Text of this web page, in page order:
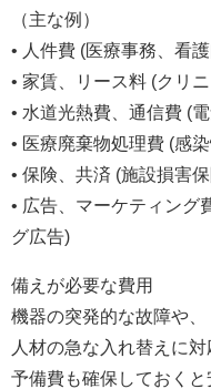
（主な例）
• 人件費 (医療事務、看
• 家賃、リース料 (クリ
• 水道光熱費、通信費 (
• 医療廃棄物処理費 (感
• 保険、共済 (施設損害
• 広告、マーケティング
グ広告)
備えが必要な費用
機器の突発的な故障や、
人材の急な入れ替えに
予備費も確保しておくと